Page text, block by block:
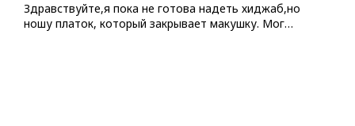
Здравствуйте,я пока не готова надеть хиджаб,но
ношу платок, который закрывает макушку. Мог…